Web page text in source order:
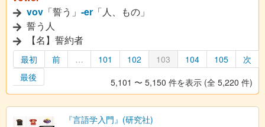
vov 「誓う」 -er 「人、もの」
誓う人
【名】誓約者
最初 前 … 101 102 103 104 105
次
最後
5,101 〜 5,150 件を表示 (全 5,220 件)
『言語学入門』(研究社)